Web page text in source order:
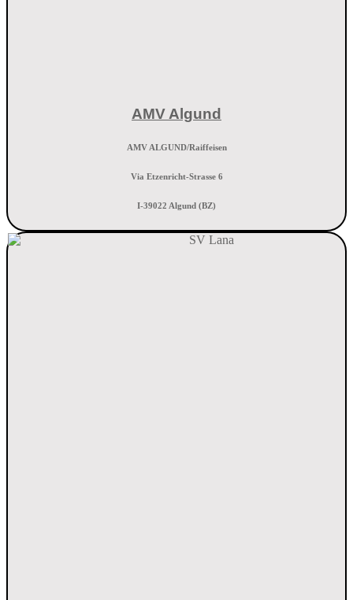
AMV Algund
AMV ALGUND/Raiffeisen
Via Etzenricht-Strasse 6
I-39022 Algund (BZ)